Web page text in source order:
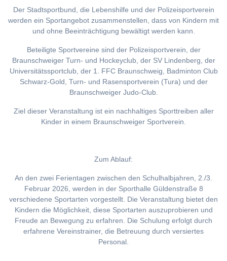
Der Stadtsportbund, die Lebenshilfe und der Polizeisportverein
werden ein Sportangebot zusammenstellen, dass von Kindern mit
und ohne Beeinträchtigung bewältigt werden kann.
Beteiligte Sportvereine sind der Polizeisportverein, der
Braunschweiger Turn- und Hockeyclub, der SV Lindenberg, der
Universitätssportclub, der 1. FFC Braunschweig, Badminton Club
Schwarz-Gold, Turn- und Rasensportverein (Tura) und der
Braunschweiger Judo-Club.
Ziel dieser Veranstaltung ist ein nachhaltiges Sporttreiben aller
Kinder in einem Braunschweiger Sportverein.
Zum Ablauf:
An den zwei Ferientagen zwischen den Schulhalbjahren, 2./3.
Februar 2026, werden in der Sporthalle Güldenstraße 8
verschiedene Sportarten vorgestellt. Die Veranstaltung bietet den
Kindern die Möglichkeit, diese Sportarten auszuprobieren und
Freude an Bewegung zu erfahren. Die Schulung erfolgt durch
erfahrene Vereinstrainer, die Betreuung durch versiertes
Personal.